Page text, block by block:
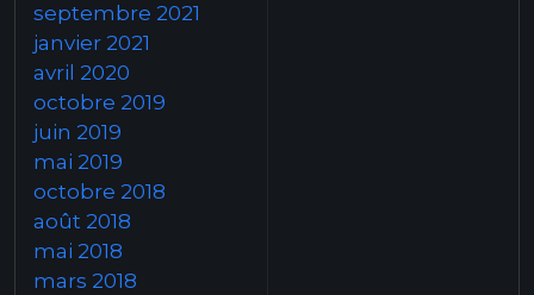
septembre 2021
janvier 2021
avril 2020
octobre 2019
juin 2019
mai 2019
octobre 2018
août 2018
mai 2018
mars 2018